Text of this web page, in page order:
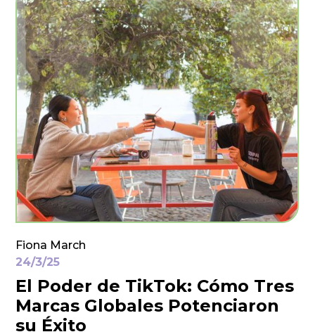
Fiona March
24/3/25
El Poder de TikTok: Cómo Tres
Marcas Globales Potenciaron
su Éxito